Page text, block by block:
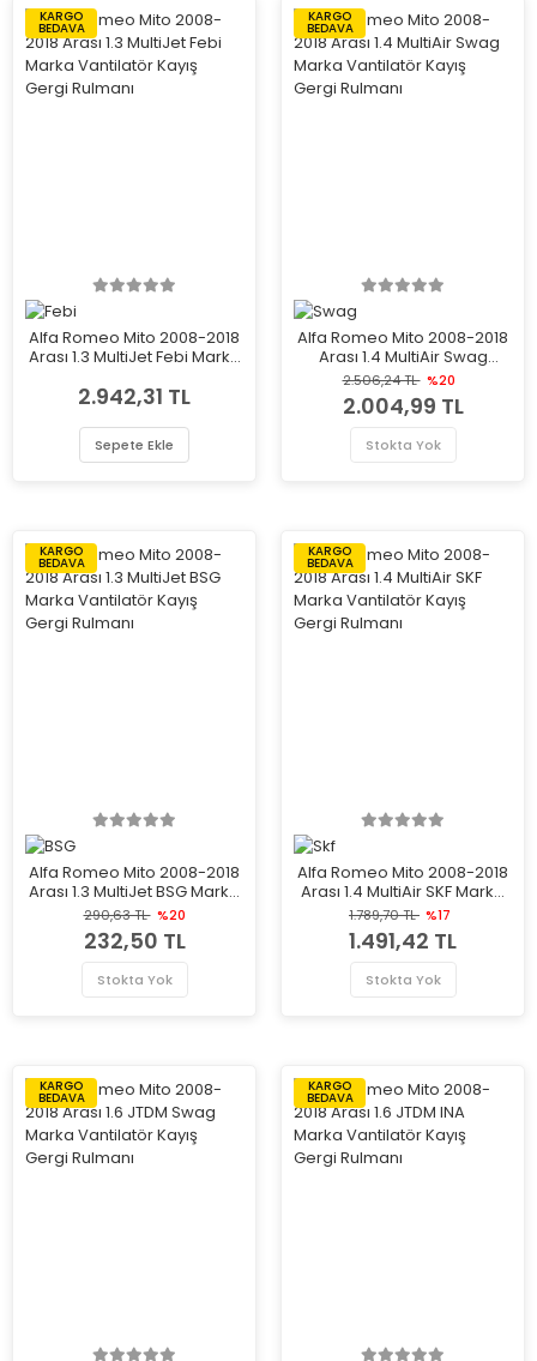
KARGO
BEDAVA
Alfa Romeo Mito 2008-2018
Arası 1.3 MultiJet Febi Marka
Rulmanı
2.942,31 TL
Sepete Ekle
KARGO
BEDAVA
Alfa Romeo Mito 2008-2018
Arası 1.4 MultiAir Swag
Marka Vantilatör Kayış
Gergi Rulmanı
2.506,24 TL %20
2.004,99 TL
Stokta Yok
KARGO
BEDAVA
Alfa Romeo Mito 2008-2018
Arası 1.3 MultiJet BSG Marka
Vantilatör Kayış Gergi
Rulmanı
290,63 TL %20
232,50 TL
Stokta Yok
KARGO
BEDAVA
Alfa Romeo Mito 2008-2018
Arası 1.4 MultiAir SKF Marka
Vantilatör Kayış Gergi
Rulmanı
1.789,70 TL %17
1.491,42 TL
Stokta Yok
KARGO
BEDAVA
KARGO
BEDAVA